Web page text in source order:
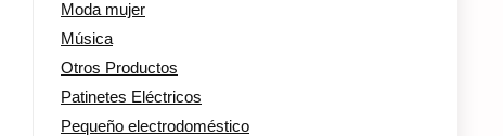
Moda mujer
Música
Otros Productos
Patinetes Eléctricos
Pequeño electrodoméstico